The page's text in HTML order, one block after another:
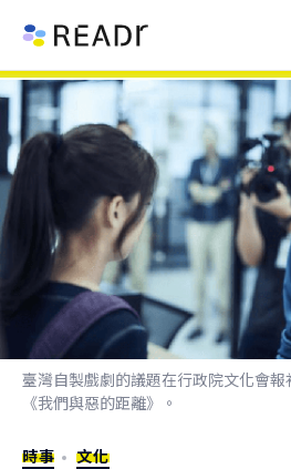
臺灣自製戲劇的議題在行政院文化會
《我們與惡的距離》。
時事 文化